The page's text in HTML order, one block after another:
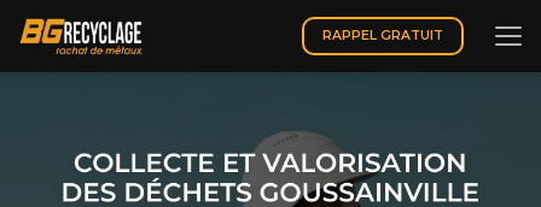
contenu
principal
RAPPEL GRATUIT